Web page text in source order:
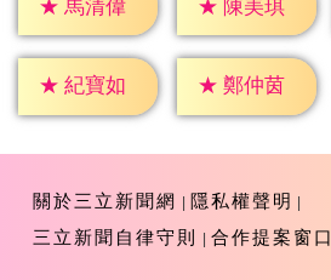
★ 馬清偉 ★ 陳美琪
★ 紀寶如 ★ 鄭仲茵
關於三立新聞網
隱私權聲明
三立新聞自律守則
合作提案窗口